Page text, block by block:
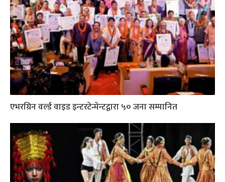
एभरग्रिन वर्ल्ड वाइड इन्टरटेन्मेन्टद्वारा ५० जना सम्मानित